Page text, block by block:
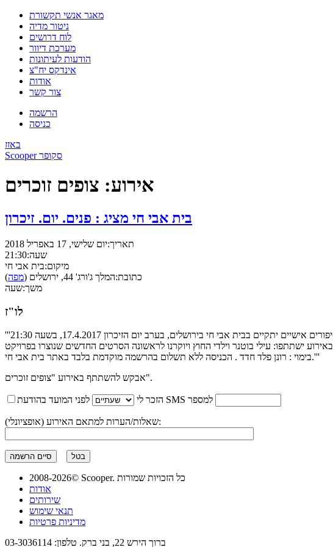
מאגר אנשי תקשורת
ניטור מדיה
לוח דרושים
מערכת דיוור
הודעות לעיתונות
אינדקס יח"צ
אודות
צור קשר
הרשמה
כניסה
באזז
Scooper סקופר
אירוע: צופים זוכרים
בית אבי חי מציג : פנים. יום. זיכרון
תאריך:יום שלישי, 17 באפריל 2018
שעה:21:30
מיקום:בית אבי חי
כתובת:המלך ג'ורג' 44, ירושלים ( מפה)
משך:שעה
לו"ז
בימוי : רונן פלד חדד . הכניסה ללא תשלום בהרשמה מוקדמת בלבד באתר בית אבי חי.'''
אבקש להשתתף באירוע "צופים זוכרים".
הזכר לי
שאלות/הערות למתאם האירוע (אופציונלי):
סיים הרשמה בטל
2008-2026© Scooper. כל הזכויות שמורות
אודות
שירותים
תנאי שימוש
מדיניות פרטיות
ברוך הירש 22, בני ברק. טלפון: 03-3036114